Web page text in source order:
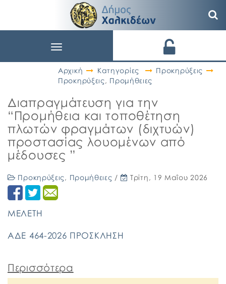
Toggle
Αρχική
Κατηγορίες
Προκηρύξεις
Προκηρύξεις, Προμήθειες
Διαπραγμάτευση για την
“Προμήθεια και τοποθέτηση
πλωτών φραγμάτων (διχτυών)
προστασίας λουομένων από
μέδουσες ”
Προκηρύξεις, Προμήθειες / Τρίτη, 19 Μαΐου 2026
ΜΕΛΕΤΗ
ΑΔΕ 464-2026 ΠΡΟΣΚΛΗΣΗ
Περισσότερα